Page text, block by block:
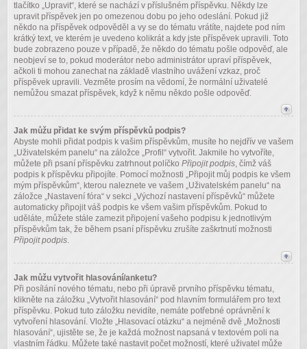
tlačítko „Upravit“, které se nachází v příslušném příspěvku. Někdy lze
upravit příspěvek jen po omezenou dobu po jeho odeslání. Pokud již
někdo na příspěvek odpověděl a vy se do tématu vrátíte, najdete pod ním
krátký text, ve kterém je uvedeno kolikrát a kdy jste příspěvek upravili. Toto
bude zobrazeno pouze v případě, že někdo do tématu pošle odpověď, ale
neobjeví se to, pokud moderátor nebo administrátor upraví příspěvek,
ačkoli ti mohou zanechat na základě vlastního uvážení vzkaz, proč
příspěvek upravili. Vezměte prosím na vědomí, že normální uživatelé
nemůžou smazat příspěvek, když k němu někdo pošle odpověď.
Jak můžu přidat ke svým příspěvků podpis?
Abyste mohli přidat podpis k vašim příspěvkům, musíte ho nejdřív ve vašem
„Uživatelském panelu“ na záložce „Profil“ vytvořit. Jakmile ho vytvoříte,
můžete při psaní příspěvku zatrhnout políčko Připojit podpis, čímž váš
podpis k příspěvku připojíte. Pomocí možnosti „Připojit můj podpis ke všem
mým příspěvkům“, kterou naleznete ve vašem „Uživatelském panelu“ na
záložce „Nastavení fóra“ v sekci „Výchozí nastavení příspěvků“ můžete
automaticky připojit váš podpis ke všem vašim příspěvkům. Pokud to
uděláte, můžete stále zamezit připojení vašeho podpisu k jednotlivým
příspěvkům tak, že během psaní příspěvku zrušíte zaškrtnutí možnosti
Připojit podpis.
Jak můžu vytvořit hlasování/anketu?
Při posílání nového tématu, nebo při úpravě prvního příspěvku tématu,
klikněte na záložku „Vytvořit hlasování“ pod hlavním formulářem pro text
příspěvku. Pokud tuto záložku nevidíte, nemáte potřebné oprávnění k
vytvoření hlasování. Vložte „Hlasovací otázku“ a nejméně dvě „Možnosti
hlasování“, ujistěte se, že je každá možnost napsaná v textovém poli na
vlastním řádku. Můžete také nastavit počet možností, které uživatel může